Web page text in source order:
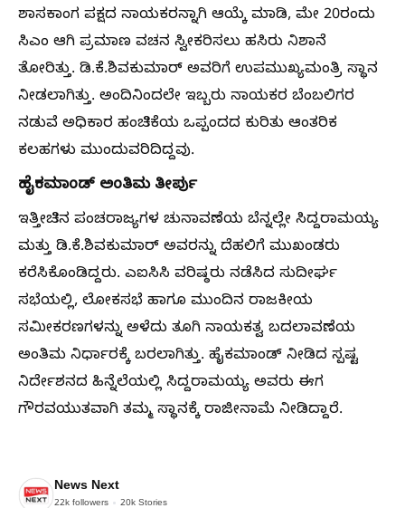
ಶಾಸಕಾಂಗ ಪಕ್ಷದ ನಾಯಕರನ್ನಾಗಿ ಆಯ್ಕೆ ಮಾಡಿ, ಮೇ 20ರಂದು
ಸಿಎಂ ಆಗಿ ಪ್ರಮಾಣ ವಚನ ಸ್ವೀಕರಿಸಲು ಹಸಿರು ನಿಶಾನೆ
ತೋರಿತ್ತು. ಡಿ.ಕೆ.ಶಿವಕುಮಾರ್ ಅವರಿಗೆ ಉಪಮುಖ್ಯಮಂತ್ರಿ ಸ್ಥಾನ
ನೀಡಲಾಗಿತ್ತು. ಅಂದಿನಿಂದಲೇ ಇಬ್ಬರು ನಾಯಕರ ಬೆಂಬಲಿಗರ
ನಡುವೆ ಅಧಿಕಾರ ಹಂಚಿಕೆಯ ಒಪ್ಪಂದದ ಕುರಿತು ಆಂತರಿಕ
ಕಲಹಗಳು ಮುಂದುವರಿದಿದ್ದವು.
ಹೈಕಮಾಂಡ್ ಅಂತಿಮ ತೀರ್ಪು
ಇತ್ತೀಚಿನ ಪಂಚರಾಜ್ಯಗಳ ಚುನಾವಣೆಯ ಬೆನ್ನಲ್ಲೇ ಸಿದ್ದರಾಮಯ್ಯ
ಮತ್ತು ಡಿ.ಕೆ.ಶಿವಕುಮಾರ್ ಅವರನ್ನು ದೆಹಲಿಗೆ ಮುಖಂಡರು
ಕರೆಸಿಕೊಂಡಿದ್ದರು. ಎಐಸಿಸಿ ವರಿಷ್ಠರು ನಡೆಸಿದ ಸುದೀರ್ಘ
ಸಭೆಯಲ್ಲಿ, ಲೋಕಸಭೆ ಹಾಗೂ ಮುಂದಿನ ರಾಜಕೀಯ
ಸಮೀಕರಣಗಳನ್ನು ಅಳೆದು ತೂಗಿ ನಾಯಕತ್ವ ಬದಲಾವಣೆಯ
ಅಂತಿಮ ನಿರ್ಧಾರಕ್ಕೆ ಬರಲಾಗಿತ್ತು. ಹೈಕಮಾಂಡ್ ನೀಡಿದ ಸ್ಪಷ್ಟ
ನಿರ್ದೇಶನದ ಹಿನ್ನೆಲೆಯಲ್ಲಿ ಸಿದ್ದರಾಮಯ್ಯ ಅವರು ಈಗ
ಗೌರವಯುತವಾಗಿ ತಮ್ಮ ಸ್ಥಾನಕ್ಕೆ ರಾಜೀನಾಮೆ ನೀಡಿದ್ದಾರೆ.
News Next
22k followers 20k Stories